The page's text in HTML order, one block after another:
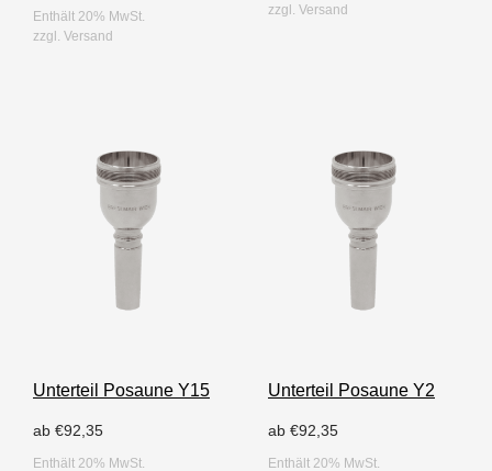
Enthält 20% MwSt.
zzgl. Versand
zzgl. Versand
Unterteil Posaune Y15
ab €92,35
Enthält 20% MwSt.
Unterteil Posaune Y2
ab €92,35
Enthält 20% MwSt.